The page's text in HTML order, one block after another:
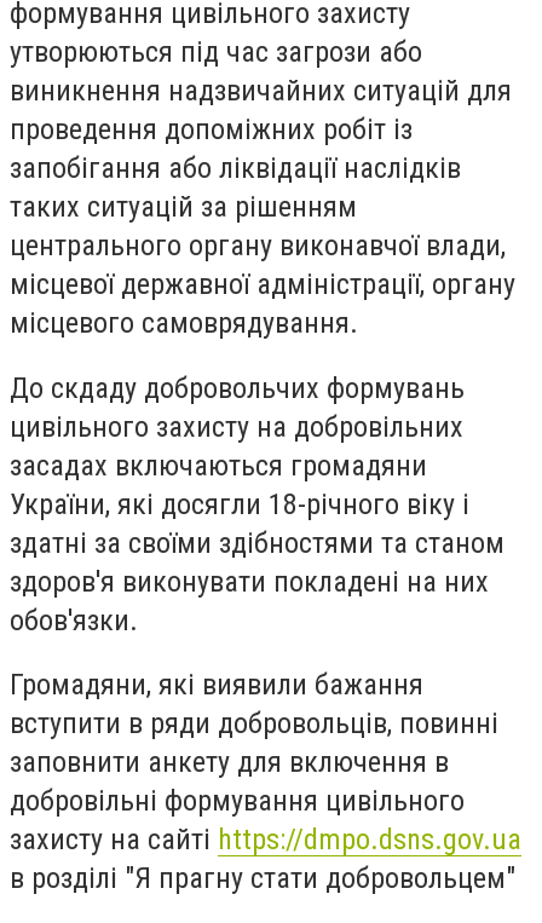
формування цивільного захисту
утворюються під час загрози або
виникнення надзвичайних ситуацій для
проведення допоміжних робіт із
запобігання або ліквідації наслідків
таких ситуацій за рішенням
центрального органу виконавчої влади,
місцевої державної адміністрації, органу
місцевого самоврядування.
До скдаду добровольчих формувань
цивільного захисту на добровільних
засадах включаються громадяни
України, які досягли 18-річного віку і
здатні за своїми здібностями та станом
здоров'я виконувати покладені на них
обов'язки.
Громадяни, які виявили бажання
вступити в ряди добровольців, повинні
заповнити анкету для включення в
добровільні формування цивільного
захисту на сайті https://dmpo.dsns.gov.ua
в розділі "Я прагну стати добровольцем"